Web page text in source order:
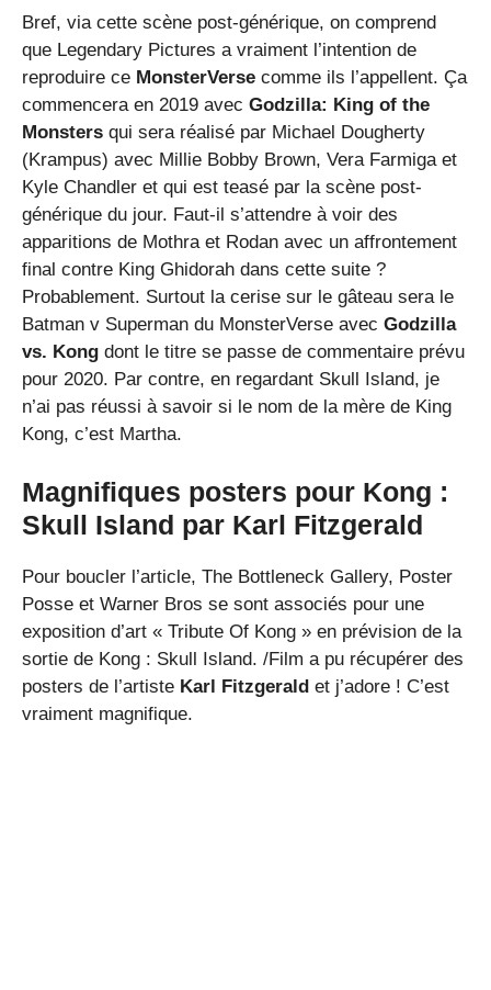
Bref, via cette scène post-générique, on comprend
que Legendary Pictures a vraiment l’intention de
reproduire ce MonsterVerse comme ils l’appellent. Ça
commencera en 2019 avec Godzilla: King of the
Monsters qui sera réalisé par Michael Dougherty
(Krampus) avec Millie Bobby Brown, Vera Farmiga et
Kyle Chandler et qui est teasé par la scène post-
générique du jour. Faut-il s’attendre à voir des
apparitions de Mothra et Rodan avec un affrontement
final contre King Ghidorah dans cette suite ?
Probablement. Surtout la cerise sur le gâteau sera le
Batman v Superman du MonsterVerse avec Godzilla
vs. Kong dont le titre se passe de commentaire prévu
pour 2020. Par contre, en regardant Skull Island, je
n’ai pas réussi à savoir si le nom de la mère de King
Kong, c’est Martha.
Magnifiques posters pour Kong :
Skull Island par Karl Fitzgerald
Pour boucler l’article, The Bottleneck Gallery, Poster
Posse et Warner Bros se sont associés pour une
exposition d’art « Tribute Of Kong » en prévision de la
sortie de Kong : Skull Island. /Film a pu récupérer des
posters de l’artiste Karl Fitzgerald et j’adore ! C’est
vraiment magnifique.